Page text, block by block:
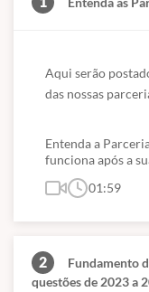
Aqui serão
das nossas
Entenda a
funciona após a
01:59
2
Fundamento
questões de 2023 a